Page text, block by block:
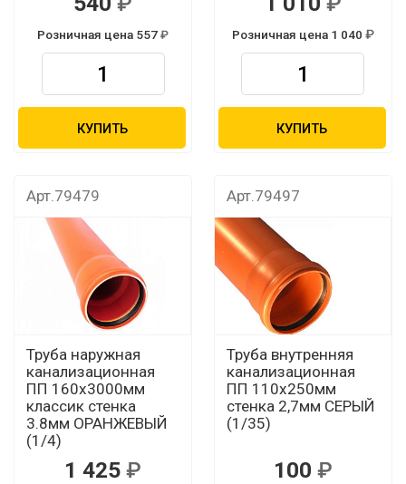
Розничная цена 557
КУПИТЬ
Розничная цена 1 040
КУПИТЬ
Арт.79479
Труба наружная
канализационная
ПП 160х3000мм
классик стенка
3.8мм ОРАНЖЕВЫЙ
(1/4)
1 425
Арт.79497
Труба внутренняя
канализационная
ПП 110х250мм
стенка 2,7мм СЕРЫЙ
(1/35)
100